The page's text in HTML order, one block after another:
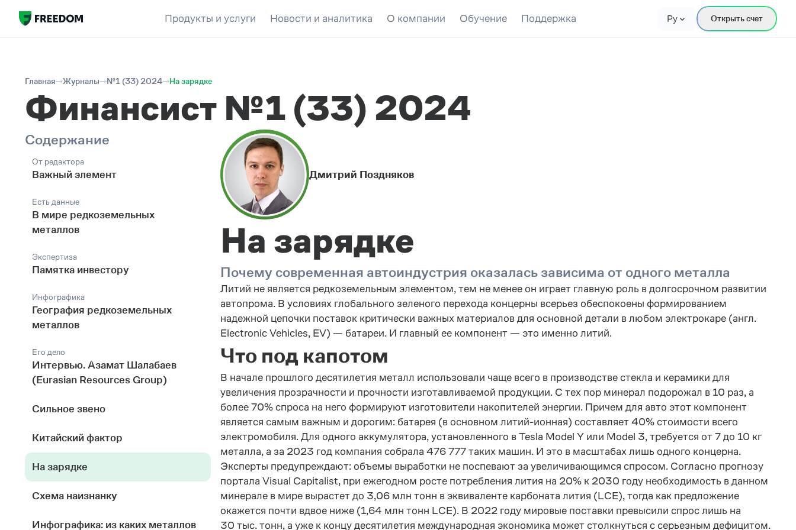
Продукты и услуги Новости и аналитика О компании Обучение Поддержка Ру Открыть счет
Главная Журналы №1 (33) 2024 На зарядке
Финансист №1 (33) 2024
Содержание
От редактора
Важный элемент
Есть данные
В мире редкоземельных
металлов
Экспертиза
Памятка инвестору
Инфографика
География редкоземельных
металлов
Его дело
Интервью. Азамат Шалабаев
(Eurasian Resources Group)
Сильное звено
Китайский фактор
На зарядке
Схема наизнанку
Инфографика: из каких металлов
Дмитрий Поздняков
На зарядке
Почему современная автоиндустрия оказалась зависима от одного металла
Литий не является редкоземельным элементом, тем не менее он играет главную роль в долгосрочном развитии
автопрома. В условиях глобального зеленого перехода концерны всерьез обеспокоены формированием
надежной цепочки поставок критически важных материалов для основной детали в любом электрокаре (англ.
Electronic Vehicles, EV) — батареи. И главный ее компонент — это именно литий.
Что под капотом
В начале прошлого десятилетия металл использовали чаще всего в производстве стекла и керамики для
увеличения прозрачности и прочности изготавливаемой продукции. С тех пор минерал подорожал в 10 раз, а
более 70% спроса на него формируют изготовители накопителей энергии. Причем для авто этот компонент
является самым важным и дорогим: батарея (в основном литий-ионная) составляет 40% стоимости всего
электромобиля. Для одного аккумулятора, установленного в Tesla Model Y или Model 3, требуется от 7 до 10 кг
металла, а за 2023 год компания собрала 476 777 таких машин. И это в масштабах лишь одного концерна.
Эксперты предупреждают: объемы выработки не поспевают за увеличивающимся спросом. Согласно прог­нозу
портала Visual Capitalist, при ежегодном росте потребления лития на 20% к 2030 году необходимость в данном
минерале в мире вырастет до 3,06 млн тонн в эквиваленте карбоната лития (LCE), тогда как предложение
окажется почти вдвое ниже (1,64 млн тонн LCE). В 2022 году мировые поставки превысили спрос лишь на
30 тыс. тонн, а уже к концу десятилетия международная экономика может столкнуться с серьезным дефицитом.